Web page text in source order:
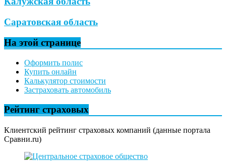
Саратовская область
На этой странице
Оформить полис
Купить онлайн
Калькулятор стоимости
Застраховать автомобиль
Рейтинг страховых
Клиентский рейтинг страховых компаний (данные портала
Сравни.ru)